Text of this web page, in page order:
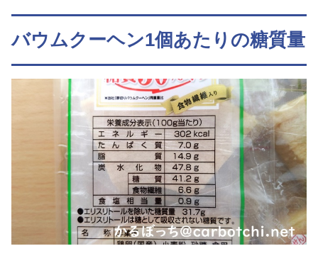
バウムクーヘン1個あたりの糖質量